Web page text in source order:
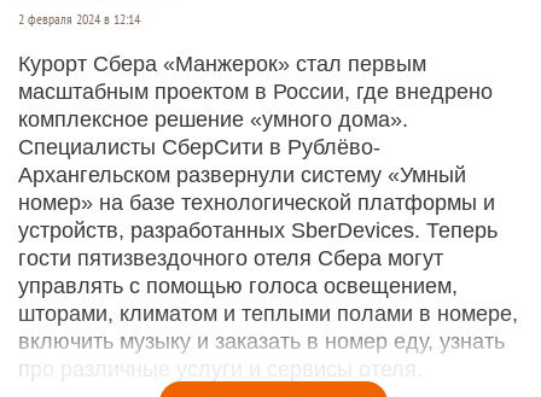
2 февраля 2024 в 12:14
Курорт Сбера «Манжерок» стал первым
масштабным проектом в России, где внедрено
комплексное решение «умного дома».
Специалисты СберСити в Рублёво-
Архангельском развернули систему «Умный
номер» на базе технологической платформы и
устройств, разработанных SberDevices. Теперь
гости пятизвездочного отеля Сбера могут
управлять с помощью голоса освещением,
шторами, климатом и теплыми полами в номере,
включить музыку и заказать в номер еду, узнать
про различные услуги и сервисы отеля.